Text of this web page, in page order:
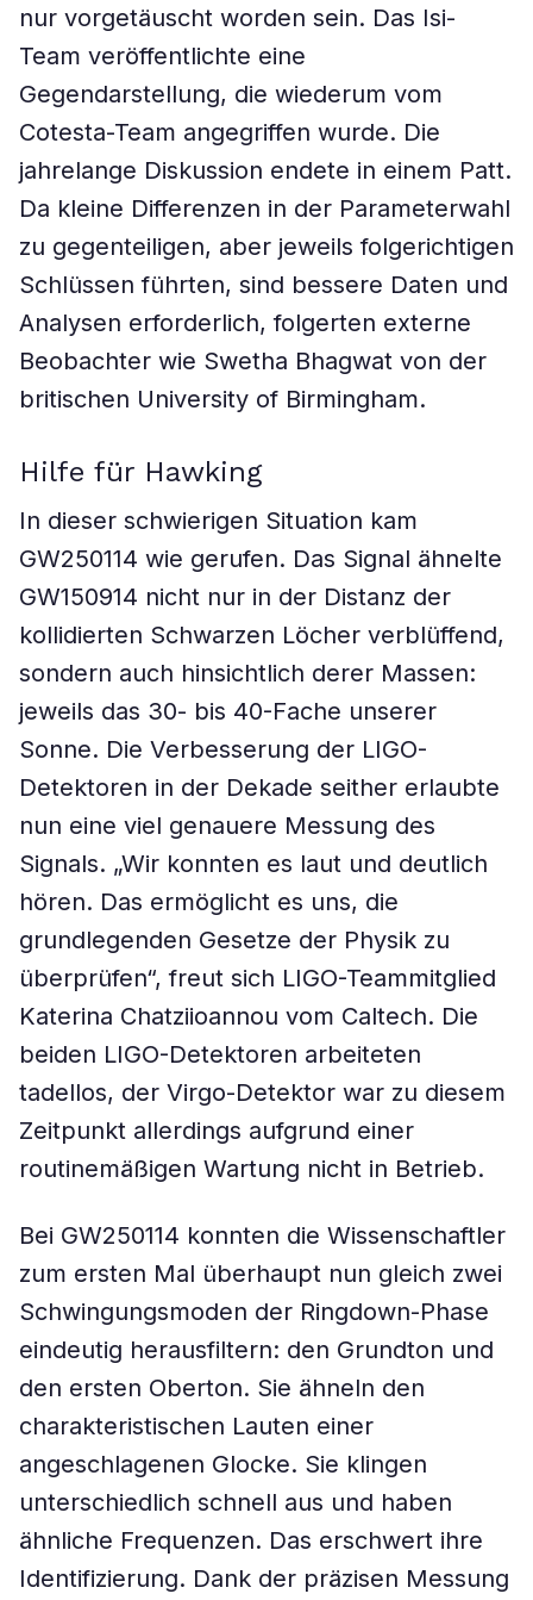
nur vorgetäuscht worden sein. Das Isi-
Team veröffentlichte eine
Gegendarstellung, die wiederum vom
Cotesta-Team angegriffen wurde. Die
jahrelange Diskussion endete in einem Patt.
Da kleine Differenzen in der Parameterwahl
zu gegenteiligen, aber jeweils folgerichtigen
Schlüssen führten, sind bessere Daten und
Analysen erforderlich, folgerten externe
Beobachter wie Swetha Bhagwat von der
britischen University of Birmingham.
Hilfe für Hawking
In dieser schwierigen Situation kam
GW250114 wie gerufen. Das Signal ähnelte
GW150914 nicht nur in der Distanz der
kollidierten Schwarzen Löcher verblüffend,
sondern auch hinsichtlich derer Massen:
jeweils das 30- bis 40-Fache unserer
Sonne. Die Verbesserung der LIGO-
Detektoren in der Dekade seither erlaubte
nun eine viel genauere Messung des
Signals. „Wir konnten es laut und deutlich
hören. Das ermöglicht es uns, die
grundlegenden Gesetze der Physik zu
überprüfen“, freut sich LIGO-Teammitglied
Katerina Chatziioannou vom Caltech. Die
beiden LIGO-Detektoren arbeiteten
tadellos, der Virgo-Detektor war zu diesem
Zeitpunkt allerdings aufgrund einer
routinemäßigen Wartung nicht in Betrieb.
Bei GW250114 konnten die Wissenschaftler
zum ersten Mal überhaupt nun gleich zwei
Schwingungsmoden der Ringdown-Phase
eindeutig herausfiltern: den Grundton und
den ersten Oberton. Sie ähneln den
charakteristischen Lauten einer
angeschlagenen Glocke. Sie klingen
unterschiedlich schnell aus und haben
ähnliche Frequenzen. Das erschwert ihre
Identifizierung. Dank der präzisen Messung